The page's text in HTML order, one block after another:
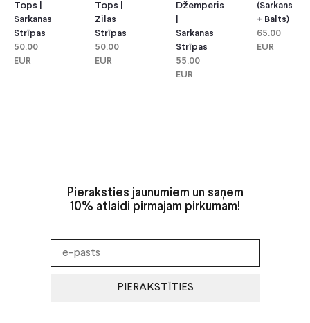
Tops |
Sarkanas
Strīpas
50.00
EUR
Tops |
Zilas
Strīpas
50.00
EUR
Džemperis
Sarkanas
Strīpas
55.00
EUR
(sarkans
+ Balts)
65.00
EUR
Pieraksties jaunumiem un saņem
10% atlaidi pirmajam pirkumam!
PIERAKSTĪTIES